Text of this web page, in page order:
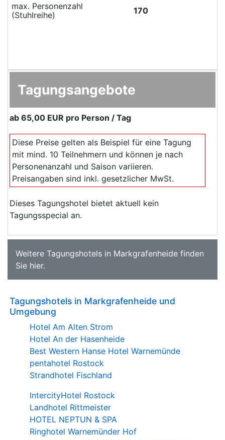
max. Personenzahl
(Stuhlreihe)
170
Tagungsangebote
ab 65,00 EUR pro Person / Tag
Diese Preise gelten als Beispiel für eine Tagung
mit mind. 10 Teilnehmern und können je nach
Personenanzahl und Saison variieren.
Preisangaben sind inkl. gesetzlicher MwSt.
Dieses Tagungshotel bietet aktuell kein
Tagungsspecial an.
Weitere Tagungshotels in Markgrafenheide finden
Sie hier.
Tagungshotels in Markgrafenheide und
Umgebung
Hotel Am Alten Strom
Hotel An der Hasenheide
Best Western Hanse Hotel Warnemünde
pentahotel Rostock
Strandhotel Fischland
IntercityHotel Rostock
Landhotel Rittmeister
HOTEL NEPTUN & SPA
Ringhotel Warnemünder Hof